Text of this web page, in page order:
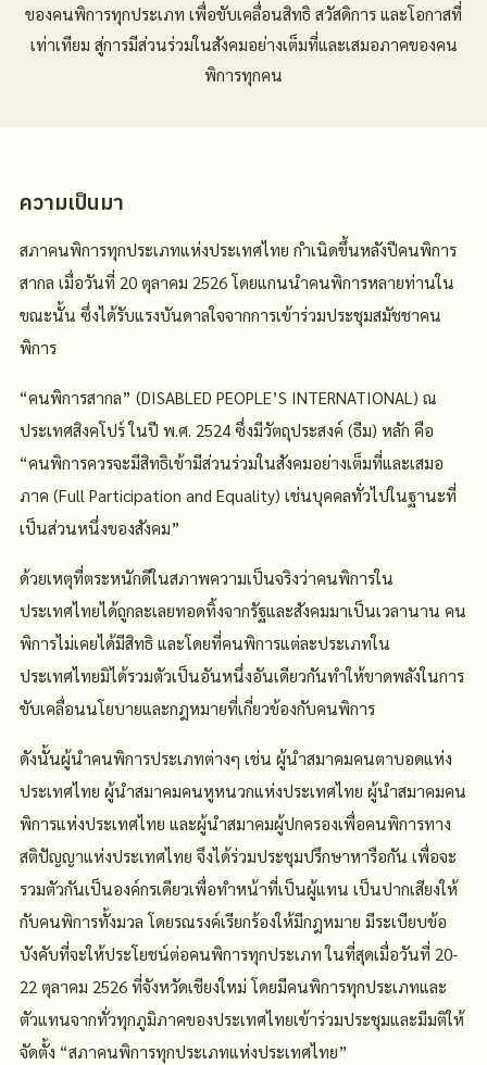
ของคนพิการทุกประเภท เพื่อขับเคลื่อนสิทธิ สวัสดิการ และโอกาสที่
เท่าเทียม สู่การมีส่วนร่วมในสังคมอย่างเต็มที่และเสมอภาคของคน
พิการทุกคน
ความเป็นมา
สภาคนพิการทุกประเภทแห่งประเทศไทย กำเนิดขึ้นหลังปีคนพิการ
สากล เมื่อวันที่ 20 ตุลาคม 2526 โดยแกนนำคนพิการหลายท่านใน
ขณะนั้น ซึ่งได้รับแรงบันดาลใจจากการเข้าร่วมประชุมสมัชชาคน
พิการ
“คนพิการสากล” (DISABLED PEOPLE’S INTERNATIONAL) ณ
ประเทศสิงคโปร์ ในปี พ.ศ. 2524 ซึ่งมีวัตถุประสงค์ (ธีม) หลัก คือ
“คนพิการควรจะมีสิทธิเข้ามีส่วนร่วมในสังคมอย่างเต็มที่และเสมอ
ภาค (Full Participation and Equality) เช่นบุคคลทั่วไปในฐานะที่
เป็นส่วนหนึ่งของสังคม”
ด้วยเหตุที่ตระหนักดีในสภาพความเป็นจริงว่าคนพิการใน
ประเทศไทยได้ถูกละเลยทอดทิ้งจากรัฐและสังคมมาเป็นเวลานาน คน
พิการไม่เคยได้มีสิทธิ และโดยที่คนพิการแต่ละประเภทใน
ประเทศไทยมิได้รวมตัวเป็นอันหนึ่งอันเดียวกันทำให้ขาดพลังในการ
ขับเคลื่อนนโยบายและกฎหมายที่เกี่ยวข้องกับคนพิการ
ดังนั้นผู้นำคนพิการประเภทต่างๆ เช่น ผู้นำสมาคมคนตาบอดแห่ง
ประเทศไทย ผู้นำสมาคมคนหูหนวกแห่งประเทศไทย ผู้นำสมาคมคน
พิการแห่งประเทศไทย และผู้นำสมาคมผู้ปกครองเพื่อคนพิการทาง
สติปัญญาแห่งประเทศไทย จึงได้ร่วมประชุมปรึกษาหารือกัน เพื่อจะ
รวมตัวกันเป็นองค์กรเดียวเพื่อทำหน้าที่เป็นผู้แทน เป็นปากเสียงให้
กับคนพิการทั้งมวล โดยรณรงค์เรียกร้องให้มีกฎหมาย มีระเบียบข้อ
บังคับที่จะให้ประโยชน์ต่อคนพิการทุกประเภท ในที่สุดเมื่อวันที่ 20-
22 ตุลาคม 2526 ที่จังหวัดเชียงใหม่ โดยมีคนพิการทุกประเภทและ
ตัวแทนจากทั่วทุกภูมิภาคของประเทศไทยเข้าร่วมประชุมและมีมติให้
จัดตั้ง “สภาคนพิการทุกประเภทแห่งประเทศไทย”